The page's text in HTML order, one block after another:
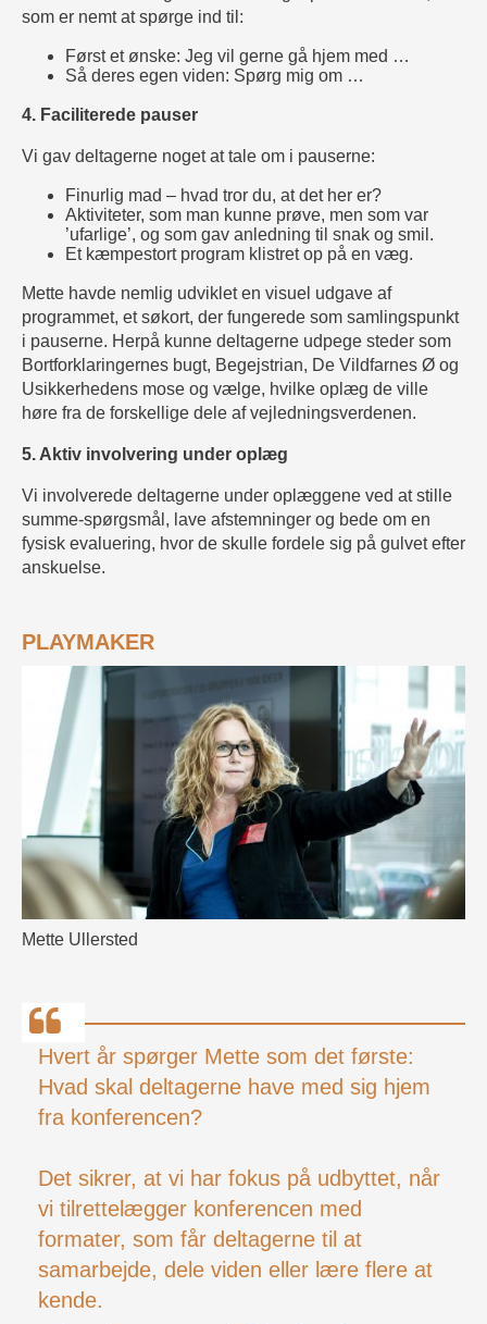
som er nemt at spørge ind til:
Først et ønske: Jeg vil gerne gå hjem med …
Så deres egen viden: Spørg mig om …
4. Faciliterede pauser
Vi gav deltagerne noget at tale om i pauserne:
Finurlig mad – hvad tror du, at det her er?
Aktiviteter, som man kunne prøve, men som var
’ufarlige’, og som gav anledning til snak og smil.
Et kæmpestort program klistret op på en væg.
Mette havde nemlig udviklet en visuel udgave af
programmet, et søkort, der fungerede som samlingspunkt
i pauserne. Herpå kunne deltagerne udpege steder som
Bortforklaringernes bugt, Begejstrian, De Vildfarnes Ø og
Usikkerhedens mose og vælge, hvilke oplæg de ville
høre fra de forskellige dele af vejledningsverdenen.
5. Aktiv involvering under oplæg
Vi involverede deltagerne under oplæggene ved at stille
summe-spørgsmål, lave afstemninger og bede om en
fysisk evaluering, hvor de skulle fordele sig på gulvet efter
anskuelse.
PLAYMAKER
Mette Ullersted
Hvert år spørger Mette som det første:
Hvad skal deltagerne have med sig hjem
fra konferencen?
Det sikrer, at vi har fokus på udbyttet, når
vi tilrettelægger konferencen med
formater, som får deltagerne til at
samarbejde, dele viden eller lære flere at
kende.